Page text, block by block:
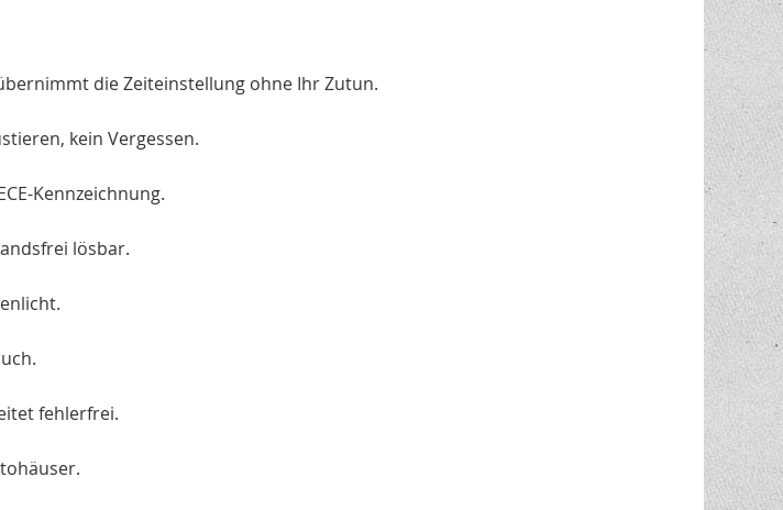
die Zeiteinstellung ohne Ihr Zutun.
kein Vergessen.
Kennzeichnung.
lösbar.
fehlerfrei.